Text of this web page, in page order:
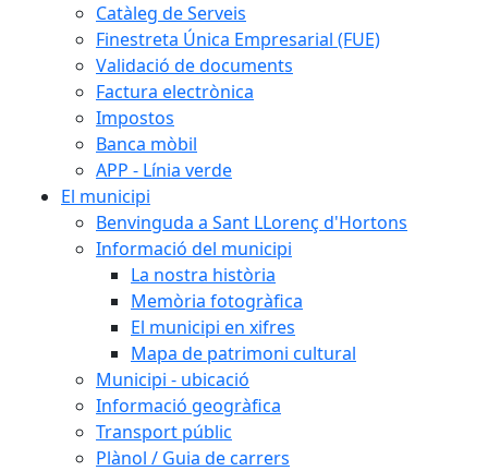
Catàleg de Serveis
Finestreta Única Empresarial (FUE)
Validació de documents
Factura electrònica
Impostos
Banca mòbil
APP - Línia verde
El municipi
Benvinguda a Sant LLorenç d'Hortons
Informació del municipi
La nostra història
Memòria fotogràfica
El municipi en xifres
Mapa de patrimoni cultural
Municipi - ubicació
Informació geogràfica
Transport públic
Plànol / Guia de carrers